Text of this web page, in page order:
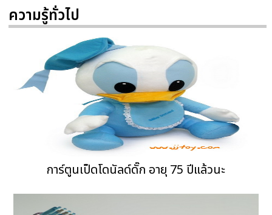
ความรู้ทั่วไป
การ์ตูนเป็ดโดนัลด์ดั๊ก อายุ 75 ปีแล้วนะ